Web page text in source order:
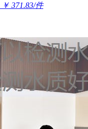
￥ 371.83/件